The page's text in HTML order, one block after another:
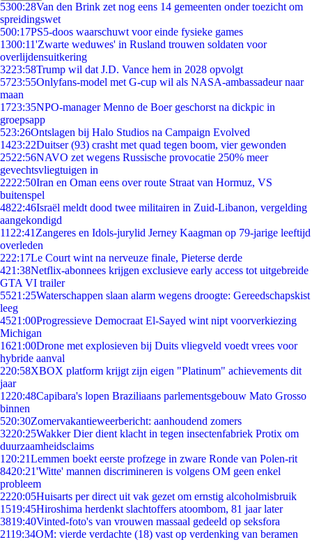
5300:28Van den Brink zet nog eens 14 gemeenten onder toezicht om
spreidingswet
500:17PS5-doos waarschuwt voor einde fysieke games
1300:11'Zwarte weduwes' in Rusland trouwen soldaten voor
overlijdensuitkering
3223:58Trump wil dat J.D. Vance hem in 2028 opvolgt
5723:55Onlyfans-model met G-cup wil als NASA-ambassadeur naar
maan
1723:35NPO-manager Menno de Boer geschorst na dickpic in
groepsapp
523:26Ontslagen bij Halo Studios na Campaign Evolved
1423:22Duitser (93) crasht met quad tegen boom, vier gewonden
2522:56NAVO zet wegens Russische provocatie 250% meer
gevechtsvliegtuigen in
2222:50Iran en Oman eens over route Straat van Hormuz, VS
buitenspel
4822:46Israël meldt dood twee militairen in Zuid-Libanon, vergelding
aangekondigd
11 22:41 Zangeres en Idols-jurylid Jerney Kaagman op 79-jarige leeftijd
overleden
222:17Le Court wint na nerveuze finale, Pieterse derde
421:38Netflix-abonnees krijgen exclusieve early access tot uitgebreide
GTA VI trailer
5521:25Waterschappen slaan alarm wegens droogte: Gereedschapskist
leeg
4521:00Progressieve Democraat El-Sayed wint nipt voorverkiezing
Michigan
1621:00Drone met explosieven bij Duits vliegveld voedt vrees voor
hybride aanval
220:58XBOX platform krijgt zijn eigen "Platinum" achievements dit
jaar
1220:48Capibara's lopen Braziliaans parlementsgebouw Mato Grosso
binnen
520:30Zomervakantieweerbericht: aanhoudend zomers
3220:25Wakker Dier dient klacht in tegen insectenfabriek Protix om
duurzaamheidsclaims
1 20:21Lemmen boekt eerste profzege in zware Ronde van Polen-rit
8420:21'Witte' mannen discrimineren is volgens OM geen enkel
probleem
2220:05Huisarts per direct uit vak gezet om ernstig alcoholmisbruik
1519:45Hiroshima herdenkt slachtoffers atoombom, 81 jaar later
3819:40Vinted-foto's van vrouwen massaal gedeeld op seksfora
2119:34OM: vierde verdachte (18) vast op verdenking van beramen